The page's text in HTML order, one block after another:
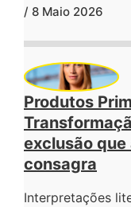
/ 8 Maio 2026
Produtos
exclusão que
consagra
Interpretações